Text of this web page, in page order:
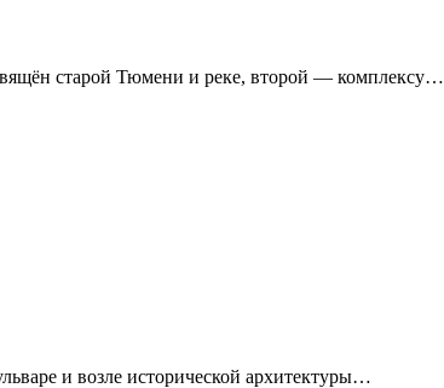
старой Тюмени и реке, второй — комплексу…
и возле исторической архитектуры…